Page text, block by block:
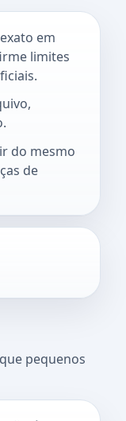
em
limites
do mesmo
de
pequenos